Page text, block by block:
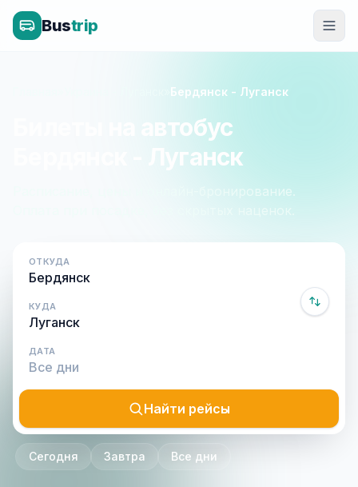
Bustrip
Бердянск - Луганск
Билеты на автобус
Бердянск - Луганск
Расписание, цены и онлайн-бронирование.
Оплата при посадке, без скрытых наценок.
ОТКУДА
КУДА
ДАТА
Найти рейсы
Сегодня Завтра Все дни